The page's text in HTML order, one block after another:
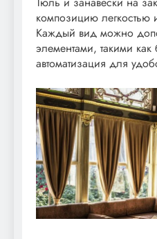
композицию легкостью
Каждый вид можно
элементами, такими
автоматизация для